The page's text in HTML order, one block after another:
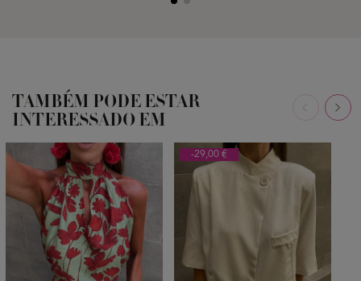
TAMBÉM PODE ESTAR
INTERESSADO EM
-29,00 €